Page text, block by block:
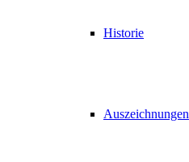
Historie
Auszeichnungen